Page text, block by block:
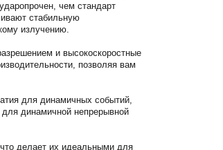
чем стандарт
стабильную
излучению.
и высокоскоростные
позволяя вам
для динамичных событий,
динамичной непрерывной
делает их идеальными для